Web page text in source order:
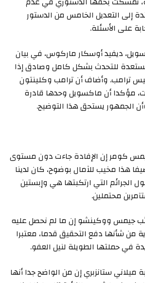
إلى التعديل الخامس من الدستور
على الأسئلة.
ديفيد أوسكار ماركوس، في بيان
للتحدث بشكل كامل وصادق إذا
ترامب. وأضاف أن ترامب وكلينتون
مؤكدا أن ماكسويل وحدها قادرة
الجمهور يستحق هذا التوضيح.
كومر إن الإفادة جاءت دون مستوى
هذا مخيب للآمال بوضوح، كان لدينا
الجرائم التي ارتكبتها هي وإبستين
محتملين.
جيمس ووكينشو إن ما لم نحصل عليه
من شأنها دفع التحقيق قدما، معتبرا
في حملتها الطويلة لنيل العفو.
ميلاني ستانزبري إن من الواضح جدا أنها